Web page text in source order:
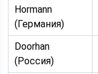
Hormann
(Германия)
Doorhan
(Россия)